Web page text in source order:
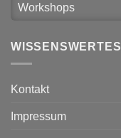
Workshops
WISSENSWERTES
Kontakt
Impressum